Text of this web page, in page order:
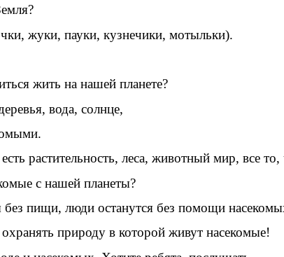
жуки, пауки, кузнечики, мотыльки).
жить на нашей планете?
вода, солнце,
растительность, леса, животный мир, все
с нашей планеты?
пищи, люди останутся без помощи
природу в которой живут насекомые!